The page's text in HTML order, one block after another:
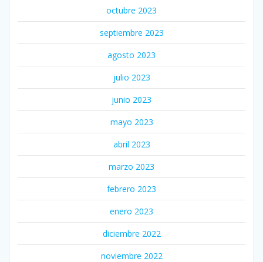
octubre 2023
septiembre 2023
agosto 2023
julio 2023
junio 2023
mayo 2023
abril 2023
marzo 2023
febrero 2023
enero 2023
diciembre 2022
noviembre 2022